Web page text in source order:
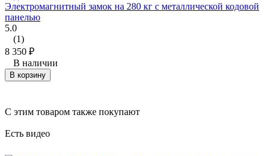
Электромагнитный замок на 280 кг с металлической кодовой
панелью
5.0
(1)
8 350 ₽
В наличии
В корзину
C этим товаром также покупают
Есть видео